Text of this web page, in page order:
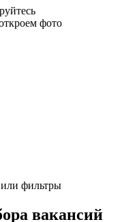
фото
фильтры
вакансий